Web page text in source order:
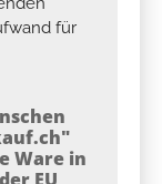
für
Ware in